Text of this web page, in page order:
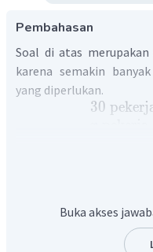
Pembahasan
Soal di atas
karena semakin
yang diperlukan.
30
orang − 30
Jadi, jawaban yang
Buka akses